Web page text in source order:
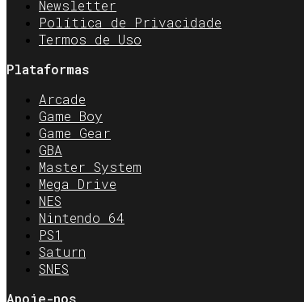
Newsletter
Política de Privacidade
Termos de Uso
Plataformas
Arcade
Game Boy
Game Gear
GBA
Master System
Mega Drive
NES
Nintendo 64
PS1
Saturn
SNES
Apoie-nos